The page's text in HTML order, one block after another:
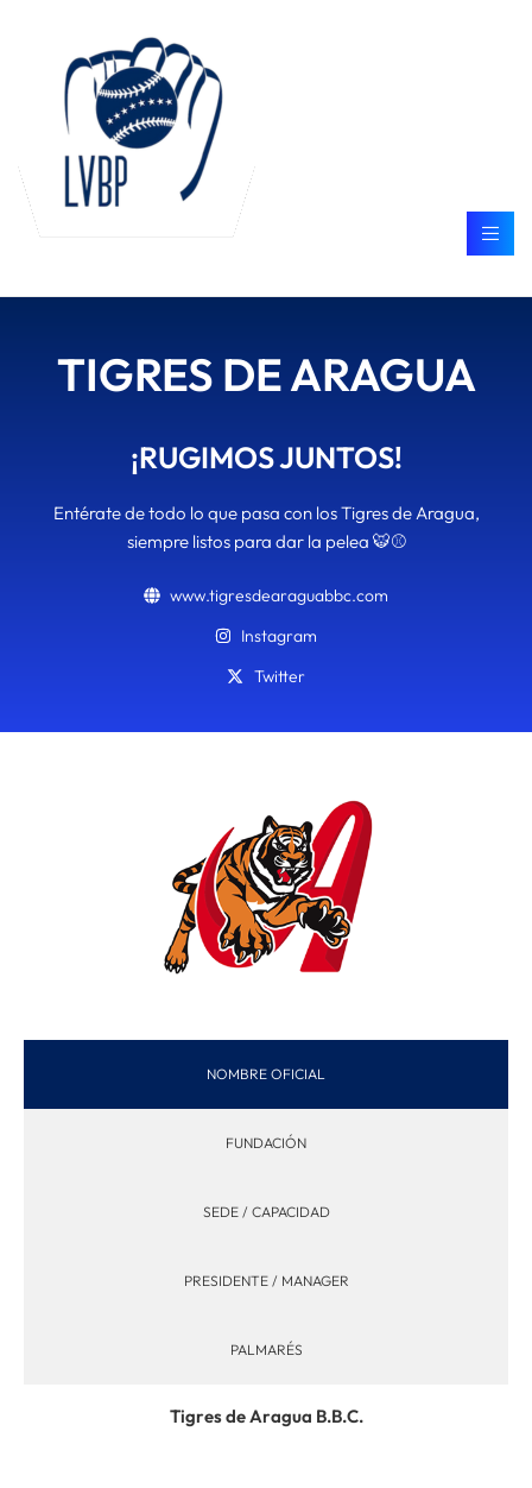
TIGRES DE ARAGUA
¡RUGIMOS JUNTOS!
Entérate de todo lo que pasa con los Tigres de Aragua,
siempre listos para dar la pelea 🐯⚾
www.tigresdearaguabbc.com
Instagram
Twitter
NOMBRE OFICIAL
FUNDACIÓN
SEDE / CAPACIDAD
PRESIDENTE / MANAGER
PALMARÉS
Tigres de Aragua B.B.C.